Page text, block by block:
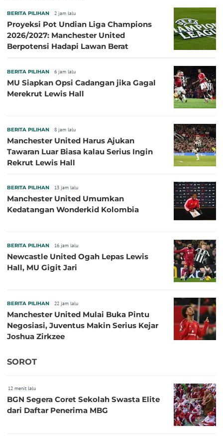
BERITA PILIHAN 2 jam lalu
Proyeksi Pot Undian Liga Champions
2026/2027: Manchester United
Berpotensi Hadapi Lawan Berat
BERITA PILIHAN 6 jam lalu
MU Siapkan Opsi Cadangan jika Gagal
Merekrut Lewis Hall
BERITA PILIHAN 8 jam lalu
Manchester United Harus Ajukan
Tawaran Luar Biasa kalau Serius Ingin
Rekrut Lewis Hall
BERITA PILIHAN 13 jam lalu
Manchester United Umumkan
Kedatangan Wonderkid Kolombia
BERITA PILIHAN 16 jam lalu
Newcastle United Ogah Lepas Lewis
Hall, MU Gigit Jari
BERITA PILIHAN 22 jam lalu
Manchester United Mulai Buka Pintu
Negosiasi, Juventus Makin Serius Kejar
Joshua Zirkzee
SOROT
12 menit lalu
BGN Segera Coret Sekolah Swasta Elite
dari Daftar Penerima MBG